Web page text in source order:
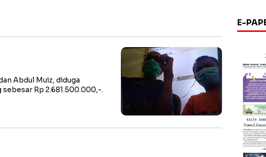
Abdul Muiz, diduga
Rp 2.681.500.000,-.
E-